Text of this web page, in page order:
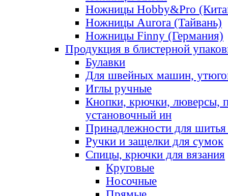
Ножницы Hobby&Pro
Ножницы Aurora (Тайвань)
Ножницы Finny (Германия)
Продукция в блистерной
Булавки
Для швейных машин,
Иглы ручные
Кнопки, крючки, люверсы,
установочный ин
Принадлежности для шитья
Ручки и защелки для сумок
Спицы, крючки для вязания
Круговые
Носочные